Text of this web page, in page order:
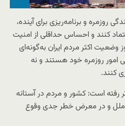
روزمره و برنامه‌ریزی برای آینده،
کنند و احساس حداقلی از امنیت
وضعیت اکثر مردم ایران به‌گونه‌ای
امور روزمره خود هستند و نه
کنند.
رفته است: کشور و مردم در آستانه
ملل و در معرض خطر جدی وقوع